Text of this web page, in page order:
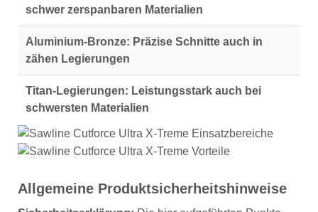
schwer zerspanbaren Materialien
Aluminium-Bronze: Präzise Schnitte auch in
zähen Legierungen
Titan-Legierungen: Leistungsstark auch bei
schwersten Materialien
Allgemeine Produktsicherheitshinweise